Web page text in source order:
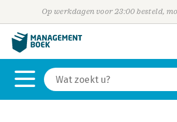
Op werkdagen voor 23:00 besteld,